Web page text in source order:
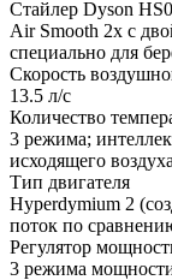
Стайлер Dyson
Air Smooth 2x с
специально для
Скорость
13.5 л/с
Количество
3 режима;
исходящего воздуха
Тип двигателя
Hyperdymium 2
поток по
Регулятор
3 режима